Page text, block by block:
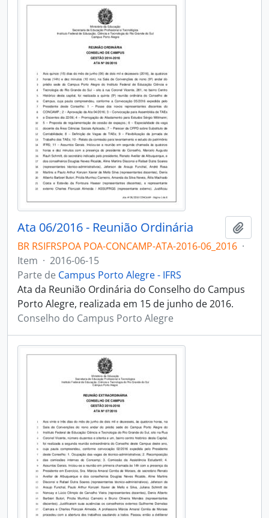
Ata 06/2016 - Reunião Ordinária
BR RSIFRSPOA POA-CONCAMP-ATA-2016-06_2016 ·
Item · 2016-06-15
Parte de Campus Porto Alegre - IFRS
Ata da Reunião Ordinária do Conselho do Campus
Porto Alegre, realizada em 15 de junho de 2016.
Conselho do Campus Porto Alegre